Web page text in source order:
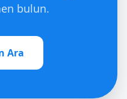
bulun.
Ara